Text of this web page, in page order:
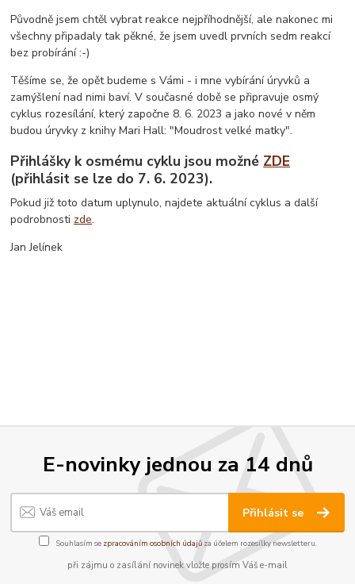
Původně jsem chtěl vybrat reakce nejpříhodnější, ale nakonec mi
všechny připadaly tak pěkné, že jsem uvedl prvních sedm reakcí
bez probírání :-)
Těšíme se, že opět budeme s Vámi - i mne vybírání úryvků a
zamýšlení nad nimi baví. V současné době se připravuje osmý
cyklus rozesílání, který započne 8. 6. 2023 a jako nové v něm
budou úryvky z knihy Mari Hall: "Moudrost velké matky".
Přihlášky k osmému cyklu jsou možné ZDE
(přihlásit se lze do 7. 6. 2023).
Pokud již toto datum uplynulo, najdete aktuální cyklus a další
podrobnosti zde.
Jan Jelínek
E-novinky jednou za 14 dnů
Přihlásit se
Souhlasím se zpracováním osobních údajůza účelem rozesílky newsletteru.
při zájmu o zasílání novinek vložte prosím Váš e-mail